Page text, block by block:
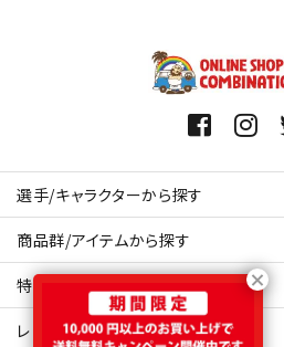
選手/キャラクターから探す
商品群/アイテムから探す
特集ページを見てみる
レビュー・口コミ 一覧ページ